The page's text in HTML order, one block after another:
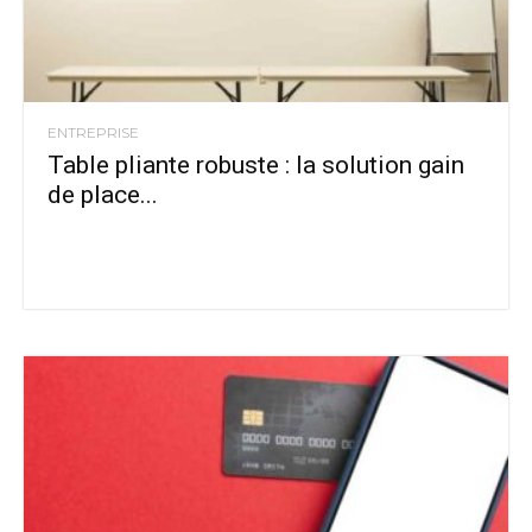
ENTREPRISE
Table pliante robuste : la solution gain
de place...